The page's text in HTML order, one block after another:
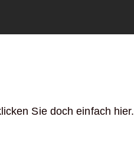
Sie doch einfach hier.